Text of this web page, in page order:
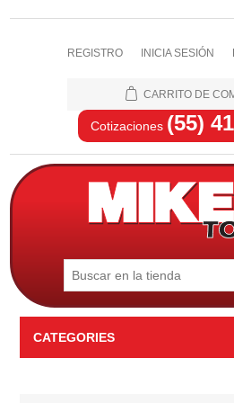
REGISTRO INICIA SESIÓN
CARRITO DE
Cotizaciones (55)
CATEGORIES